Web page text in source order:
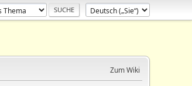
Zum Wiki